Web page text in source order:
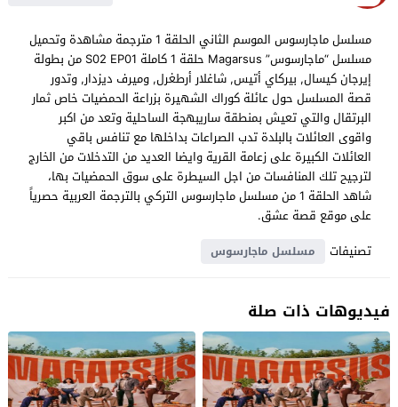
مسلسل ماجارسوس الموسم الثاني الحلقة 1 مترجمة مشاهدة وتحميل
مسلسل “ماجارسوس” Magarsus حلقة 1 كاملة S02 EP01 من بطولة
إيرجان كيسال, بيركاي أتيس, شاغلار أرطغرل, وميرف ديزدار, وتدور
قصة المسلسل حول عائلة كوراك الشهيرة بزراعة الحمضيات خاص ثمار
البرتقال والتي تعيش بمنطقة ساريبهجة الساحلية وتعد من اكبر
واقوى العائلات بالبلدة تدب الصراعات بداخلها مع تنافس باقي
العائلات الكبيرة على زعامة القرية وايضا العديد من التدخلات من الخارج
لترجيح تلك المنافسات من اجل السيطرة على سوق الحمضيات بها،
شاهد الحلقة 1 من مسلسل ماجارسوس التركي بالترجمة العربية حصرياً
على موقع قصة عشق.
تصنيفات
مسلسل ماجارسوس
فيديوهات ذات صلة